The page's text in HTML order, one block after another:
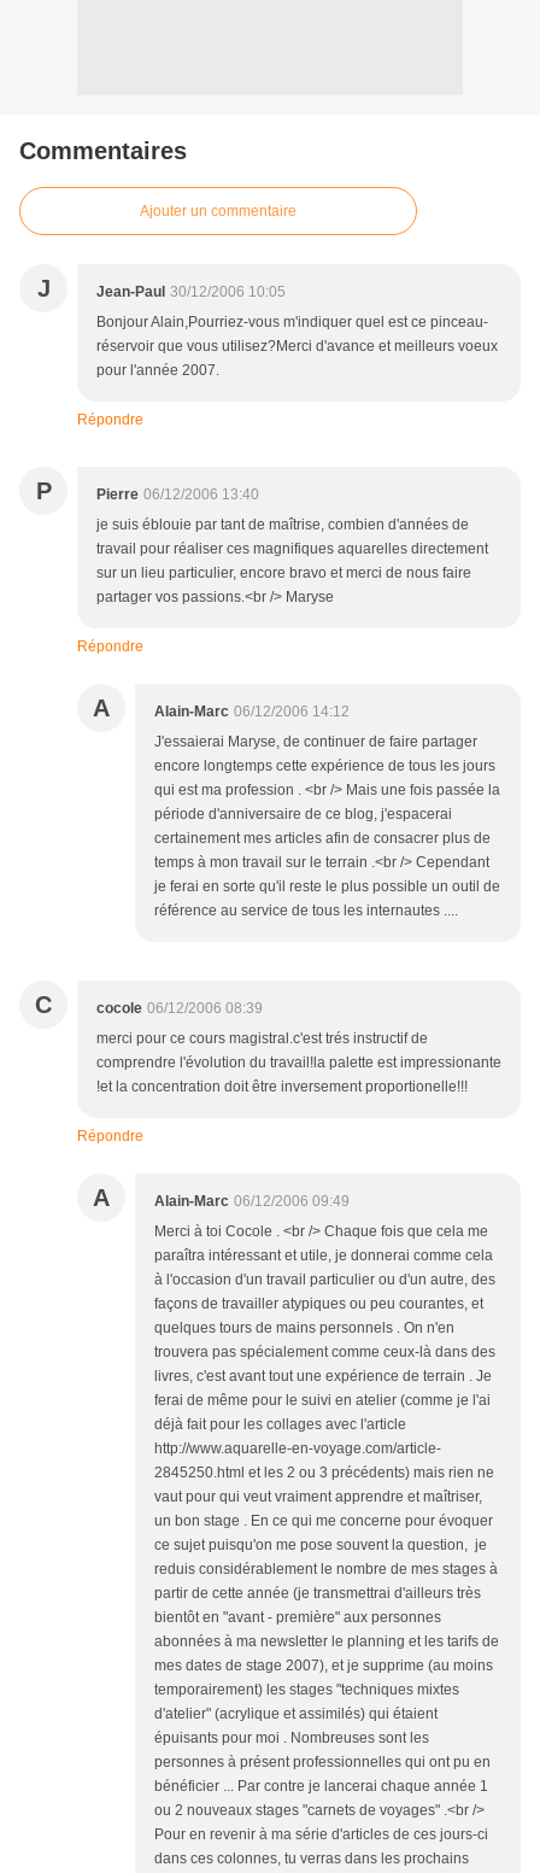
Commentaires
Ajouter un commentaire
J Jean-Paul 30/12/2006 10:05
Bonjour Alain,Pourriez-vous m'indiquer quel est ce pinceau-
réservoir que vous utilisez?Merci d'avance et meilleurs voeux
pour l'année 2007.
Répondre
P Pierre 06/12/2006 13:40
je suis éblouie par tant de maîtrise, combien d'années de
travail pour réaliser ces magnifiques aquarelles directement
sur un lieu particulier, encore bravo et merci de nous faire
partager vos passions.<br /> Maryse
Répondre
A Alain-Marc 06/12/2006 14:12
J'essaierai Maryse, de continuer de faire partager
encore longtemps cette expérience de tous les jours
qui est ma profession . <br /> Mais une fois passée la
période d'anniversaire de ce blog, j'espacerai
certainement mes articles afin de consacrer plus de
temps à mon travail sur le terrain .<br /> Cependant
je ferai en sorte qu'il reste le plus possible un outil de
référence au service de tous les internautes ....
C cocole 06/12/2006 08:39
merci pour ce cours magistral.c'est trés instructif de
comprendre l'évolution du travail!la palette est impressionante
!et la concentration doit être inversement proportionelle!!!
Répondre
A Alain-Marc 06/12/2006 09:49
Merci à toi Cocole . <br /> Chaque fois que cela me
paraîtra intéressant et utile, je donnerai comme cela
à l'occasion d'un travail particulier ou d'un autre, des
façons de travailler atypiques ou peu courantes, et
quelques tours de mains personnels . On n'en
trouvera pas spécialement comme ceux-là dans des
livres, c'est avant tout une expérience de terrain . Je
ferai de même pour le suivi en atelier (comme je l'ai
déjà fait pour les collages avec l'article
http://www.aquarelle-en-voyage.com/article-
2845250.html et les 2 ou 3 précédents) mais rien ne
vaut pour qui veut vraiment apprendre et maîtriser,
un bon stage . En ce qui me concerne pour évoquer
ce sujet puisqu'on me pose souvent la question, je
reduis considérablement le nombre de mes stages à
partir de cette année (je transmettrai d'ailleurs très
bientôt en "avant - première" aux personnes
abonnées à ma newsletter le planning et les tarifs de
mes dates de stage 2007), et je supprime (au moins
temporairement) les stages "techniques mixtes
d'atelier" (acrylique et assimilés) qui étaient
épuisants pour moi . Nombreuses sont les
personnes à présent professionnelles qui ont pu en
bénéficier ... Par contre je lancerai chaque année 1
ou 2 nouveaux stages "carnets de voyages" .<br />
Pour en revenir à ma série d'articles de ces jours-ci
dans ces colonnes, tu verras dans les prochains